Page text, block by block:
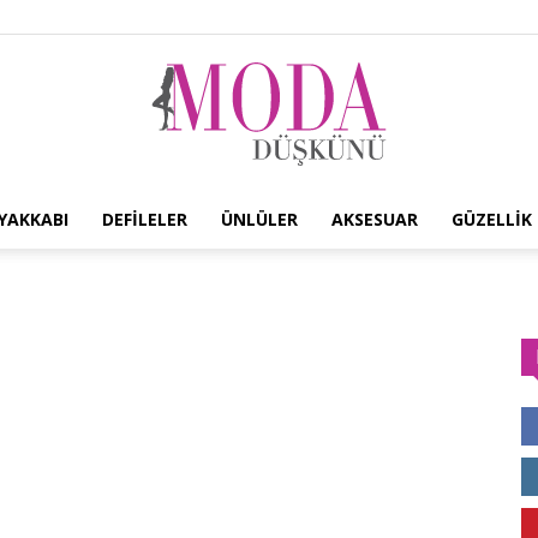
DEFILELER ÜNLÜLER AKSESUAR GÜZELLIK